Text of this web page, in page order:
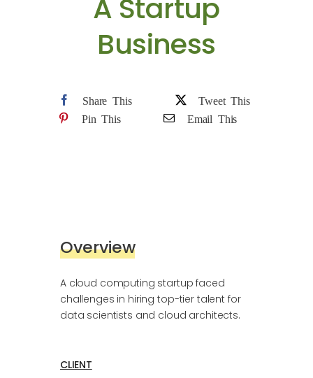
A Startup
Business
Share This
Tweet This
Pin This
Email This
Overview
A cloud computing startup faced
challenges in hiring top-tier talent for
data scientists and cloud architects.
CLIENT